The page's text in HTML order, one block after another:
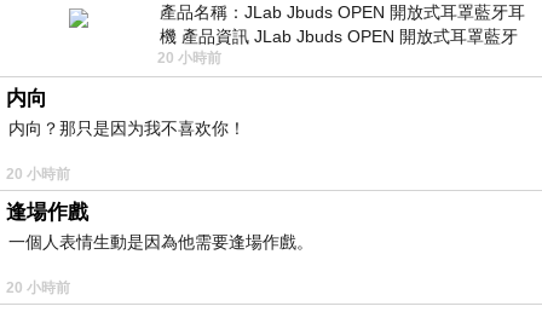
產品名稱：JLab Jbuds OPEN 開放式耳罩藍牙耳
機 產品資訊 JLab Jbuds OPEN 開放式耳罩藍牙
耳機評語：非常有特色，值得喜愛美型工
20 小時前
内向
内向？那只是因为我不喜欢你！
20 小時前
逢場作戲
一個人表情生動是因為他需要逢場作戲。
20 小時前